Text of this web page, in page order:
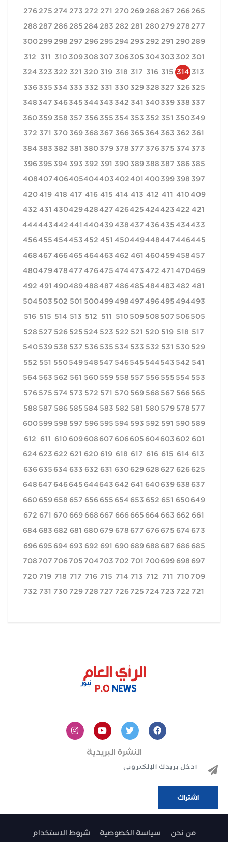
265
266
267
268
269
270
271
272
273
274
275
276
277
278
279
280
281
282
283
284
285
286
287
288
289
290
291
292
293
294
295
296
297
298
299
300
301
302
303
304
305
306
307
308
309
310
311
312
313
314
315
316
317
318
319
320
321
322
323
324
325
326
327
328
329
330
331
332
333
334
335
336
337
338
339
340
341
342
343
344
345
346
347
348
349
350
351
352
353
354
355
356
357
358
359
360
361
362
363
364
365
366
367
368
369
370
371
372
373
374
375
376
377
378
379
380
381
382
383
384
385
386
387
388
389
390
391
392
393
394
395
396
397
398
399
400
401
402
403
404
405
406
407
408
409
410
411
412
413
414
415
416
417
418
419
420
421
422
423
424
425
426
427
428
429
430
431
432
433
434
435
436
437
438
439
440
441
442
443
444
445
446
447
448
449
450
451
452
453
454
455
456
457
458
459
460
461
462
463
464
465
466
467
468
469
470
471
472
473
474
475
476
477
478
479
480
481
482
483
484
485
486
487
488
489
490
491
492
493
494
495
496
497
498
499
500
501
502
503
504
505
506
507
508
509
510
511
512
513
514
515
516
517
518
519
520
521
522
523
524
525
526
527
528
529
530
531
532
533
534
535
536
537
538
539
540
541
542
543
544
545
546
547
548
549
550
551
552
553
554
555
556
557
558
559
560
561
562
563
564
565
566
567
568
569
570
571
572
573
574
575
576
577
578
579
580
581
582
583
584
585
586
587
588
589
590
591
592
593
594
595
596
597
598
599
600
601
602
603
604
605
606
607
608
609
610
611
612
613
614
615
616
617
618
619
620
621
622
623
624
625
626
627
628
629
630
631
632
633
634
635
636
637
638
639
640
641
642
643
644
645
646
647
648
649
650
651
652
653
654
655
656
657
658
659
660
661
662
663
664
665
666
667
668
669
670
671
672
673
674
675
676
677
678
679
680
681
682
683
684
685
686
687
688
689
690
691
692
693
694
695
696
697
698
699
700
701
702
703
704
705
706
707
708
709
710
711
712
713
714
715
716
717
718
719
720
721
722
723
724
725
726
727
728
729
730
731
732
النشرة البريدية
من نحن سياسة الخصوصية شروط الاستخدام